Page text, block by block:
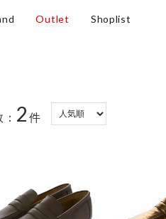
Outlet Shoplist
2 件